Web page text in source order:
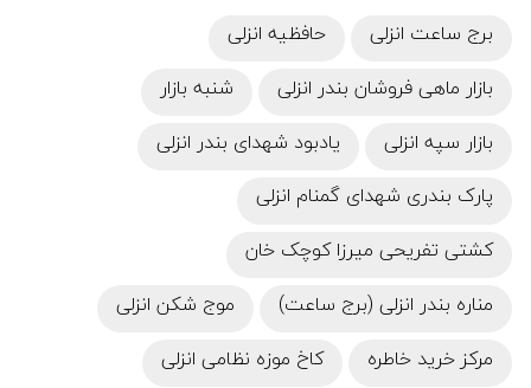
برج ساعت انزلی
حافظیه انزلی
بازار ماهی فروشان بندر انزلی
شنبه بازار
بازار سپه انزلی
یادبود شهدای بندر انزلی
پارک بندری شهدای گمنام انزلی
کشتی تفریحی میرزا کوچک خان
مناره بندر انزلی (برج ساعت)
موج‌ شکن انزلی
مرکز خرید خاطره
کاخ موزه نظامی انزلی